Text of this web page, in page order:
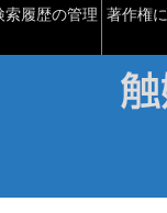
索履歴の管理 著作権